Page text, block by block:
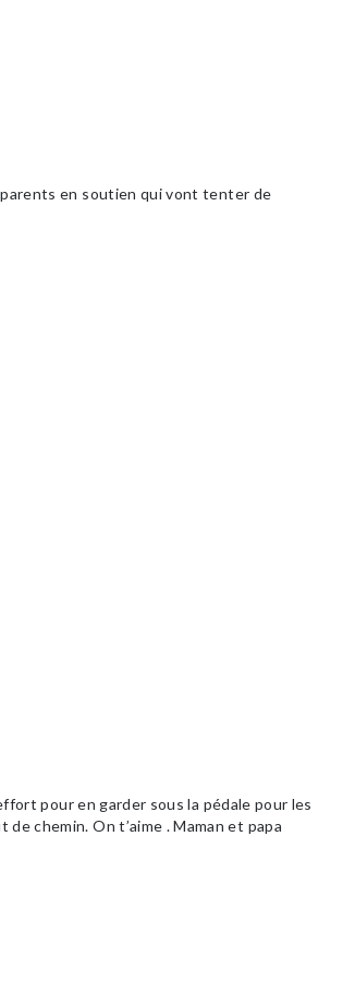
en soutien qui vont tenter de
pour en garder sous la pédale pour les
chemin. On t’aime . Maman et papa